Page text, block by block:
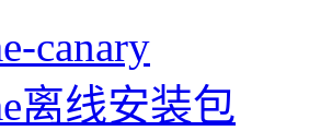
canary
离线安装包